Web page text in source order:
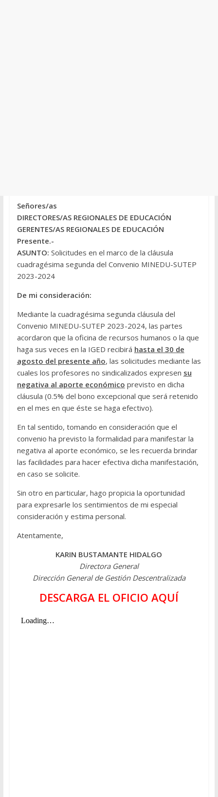
Señores/as
DIRECTORES/AS REGIONALES DE EDUCACIÓN
GERENTES/AS REGIONALES DE EDUCACIÓN
Presente.-
ASUNTO: Solicitudes en el marco de la cláusula
cuadragésima segunda del Convenio MINEDU-SUTEP
2023-2024
De mi consideración:
Mediante la cuadragésima segunda cláusula del
Convenio MINEDU-SUTEP 2023-2024, las partes
acordaron que la oficina de recursos humanos o la que
haga sus veces en la IGED recibirá hasta el 30 de
agosto del presente año, las solicitudes mediante las
cuales los profesores no sindicalizados expresen su
negativa al aporte económico previsto en dicha
cláusula (0.5% del bono excepcional que será retenido
en el mes en que éste se haga efectivo).
En tal sentido, tomando en consideración que el
convenio ha previsto la formalidad para manifestar la
negativa al aporte económico, se les recuerda brindar
las facilidades para hacer efectiva dicha manifestación,
en caso se solicite.
Sin otro en particular, hago propicia la oportunidad
para expresarle los sentimientos de mi especial
consideración y estima personal.
Atentamente,
KARIN BUSTAMANTE HIDALGO
Directora General
Dirección General de Gestión Descentralizada
DESCARGA EL OFICIO AQUÍ